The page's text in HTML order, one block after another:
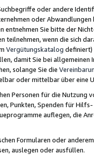
oder andere
oder
entnehmen Sie bitte der
teilnehmen, wenn die sich
Vergütungskatalog definiert)
damit Sie bei
solange Sie die
oder mittelbar über eine
Personen für die Nutzung
Punkten, Spenden für
auflegen, die
Formularen oder
auslegen oder ausfüllen.